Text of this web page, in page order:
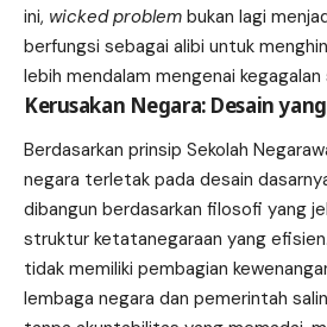
ini, wicked problem bukan lagi
berfungsi sebagai alibi untuk
lebih mendalam mengenai
Kerusakan Negara: Desain
Berdasarkan prinsip Sekolah
negara terletak pada desain
dibangun berdasarkan filosofi yang
struktur ketatanegaraan yang
tidak memiliki pembagian
lembaga negara dan pemerintah